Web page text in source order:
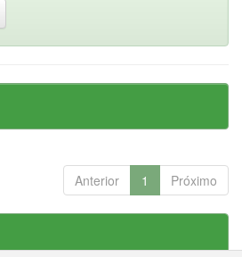
Anterior 1 Próximo